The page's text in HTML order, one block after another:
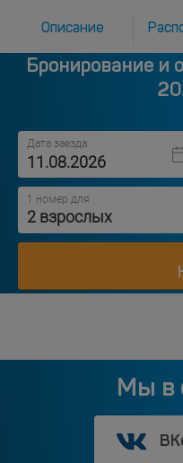
Описание
Бронирование и
Дата заезда:
1 номер для
2 взрослых
Мы в